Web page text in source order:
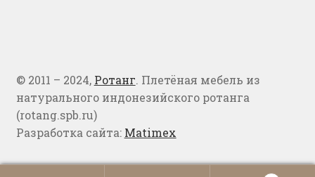
© 2011 – 2024, Ротанг. Плетёная мебель из
натурального индонезийского ротанга
(rotang.spb.ru)
Разработка сайта: Matimex